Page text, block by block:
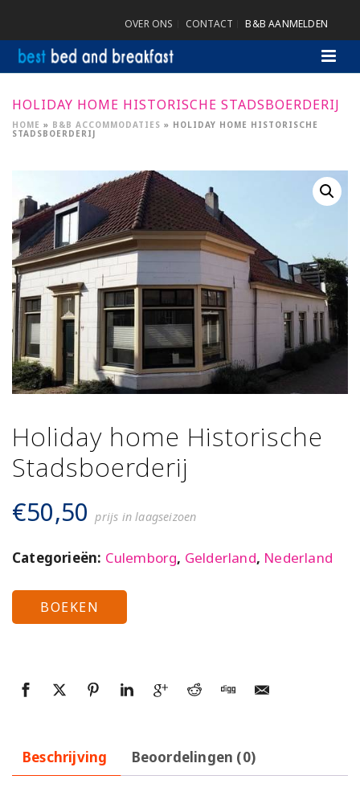
OVER ONS CONTACT B&B AANMELDEN
HOLIDAY HOME HISTORISCHE STADSBOERDERIJ
HOME » B&B ACCOMMODATIES » HOLIDAY HOME HISTORISCHE
STADSBOERDERIJ
Holiday home Historische
Stadsboerderij
€50,50 prijs in laagseizoen
Categorieën: Culemborg, Gelderland, Nederland
BOEKEN
Beschrijving Beoordelingen (0)